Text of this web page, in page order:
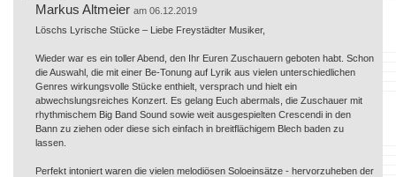
Markus Altmeier am 06.12.2019
Löschs Lyrische Stücke – Liebe Freystädter Musiker,
Wieder war es ein toller Abend, den Ihr Euren Zuschauern geboten habt. Schon
die Auswahl, die mit einer Be-Tonung auf Lyrik aus vielen unterschiedlichen
Genres wirkungsvolle Stücke enthielt, versprach und hielt ein
abwechslungsreiches Konzert. Es gelang Euch abermals, die Zuschauer mit
rhythmischem Big Band Sound sowie weit ausgespielten Crescendi in den
Bann zu ziehen oder diese sich einfach in breitflächigem Blech baden zu
lassen.
Perfekt intoniert waren die vielen melodiösen Soloeinsätze - hervorzuheben der